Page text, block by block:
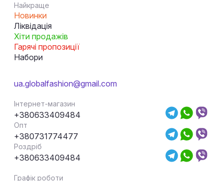
Найкраще
Новинки
Ліквідація
Хіти продажів
Гарячі пропозиції
Набори
ua.globalfashion@gmail.com
Інтернет-магазин
+380633409484
Опт
+380731774477
Роздріб
+380633409484
Графік роботи